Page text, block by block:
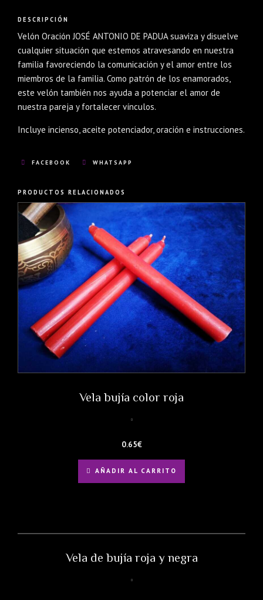
DESCRIPCIÓN
Velón Oración JOSÉ ANTONIO DE PADUA suaviza y disuelve
cualquier situación que estemos atravesando en nuestra
familia favoreciendo la comunicación y el amor entre los
miembros de la familia. Como patrón de los enamorados,
este velón también nos ayuda a potenciar el amor de
nuestra pareja y fortalecer vínculos.
Incluye incienso, aceite potenciador, oración e instrucciones.
FACEBOOK WHATSAPP
PRODUCTOS RELACIONADOS
Vela bujía color roja
0.65€
AÑADIR AL CARRITO
Vela de bujía roja y negra